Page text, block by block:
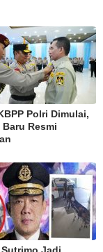
Polri Dimulai,
Resmi